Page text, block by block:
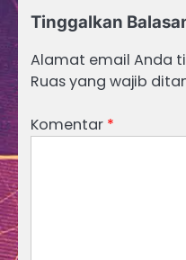
Tinggalkan
Alamat email Anda
Ruas yang wajib
Komentar *